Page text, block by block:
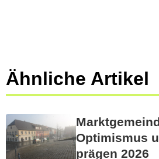
Ähnliche Artikel
Optimismus
prägen 2026